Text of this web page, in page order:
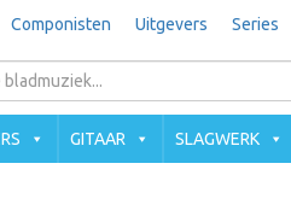
Componisten Uitgevers Series
GITAAR SLAGWERK